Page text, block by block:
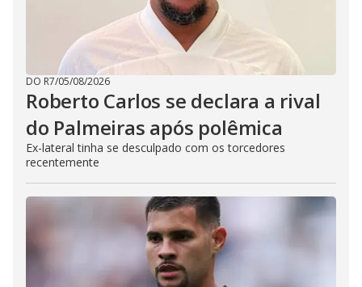
DO R7/05/08/2026
Roberto Carlos se declara a rival
do Palmeiras após polêmica
Ex-lateral tinha se desculpado com os torcedores
recentemente